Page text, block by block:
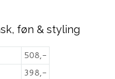
føn & styling
508,-
398,-